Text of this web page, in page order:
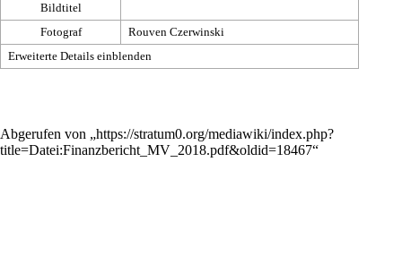
Bildtitel
Fotograf
Rouven Czerwinski
Erweiterte Details einblenden
Abgerufen von „https://stratum0.org/mediawiki/index.php?
title=Datei:Finanzbericht_MV_2018.pdf&oldid=18467“